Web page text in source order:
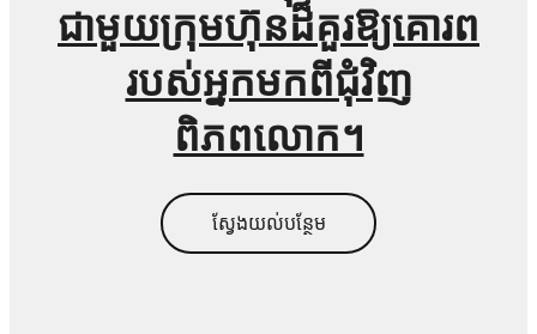
ជាមួយក្រុមហ៊ុនដ៏គួរឱ្យគោរព
របស់អ្នកមកពីជុំវិញ
ពិភពលោក។
ស្វែងយល់បន្ថែម